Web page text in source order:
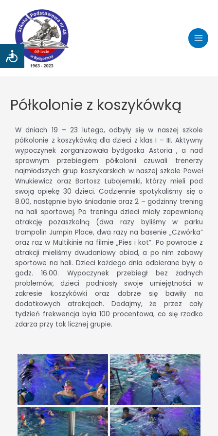
Półkolonie z koszykówką
W dniach 19 – 23 lutego, odbyły się w naszej szkole
półkolonie z koszykówką dla dzieci z klas I – III. Aktywny
wypoczynek zorganizowała bydgoska Astoria , a nad
sprawnym przebiegiem półkolonii czuwali trenerzy
najmłodszych grup koszykarskich w naszej szkole Paweł
Wnukiewicz oraz Bartosz Lubojemski, którzy mieli pod
swoją opiekę 30 dzieci. Codziennie spotykaliśmy się o
8.00, następnie było śniadanie oraz 2 – godzinny trening
na hali sportowej. Po treningu dzieci miały zapewnioną
atrakcję pozaszkolną (dwa razy byliśmy w parku
trampolin Jumpin Place, dwa razy na basenie „Czwórka”
oraz raz w Multikinie na filmie „Pies i kot”. Po powrocie z
atrakcji mieliśmy dwudaniowy obiad, a po nim zabawy
sportowe na hali. Dzieci każdego dnia odbierane były o
godz. 16.00. Wypoczynek przebiegł bez żadnych
problemów, dzieci podniosły swoje umiejętności w
zakresie koszykówki oraz dobrze się bawiły na
dodatkowych atrakcjach. Dodajmy, że przez cały
tydzień frekwencja była 100 procentowa, co się rzadko
zdarza przy tak licznej grupie.